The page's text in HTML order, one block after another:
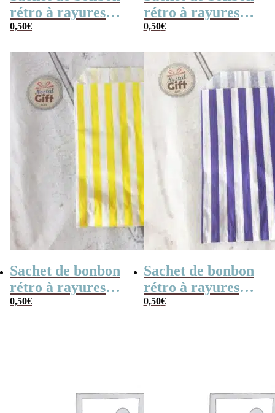
rétro à rayures
vertes et blanches
0,50€
rétro à rayures
oranges et
0,50€
Sachet de bonbon
rétro à rayures
jaunes et blanches
0,50€
Sachet de bonbon
rétro à rayures
violettes et
0,50€